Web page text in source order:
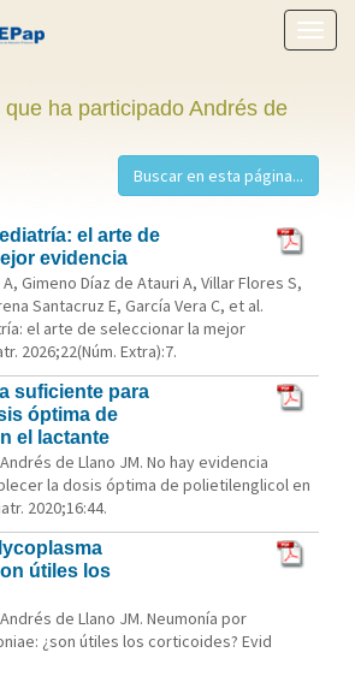
menú
ha participado Andrés de
el arte de
evidencia
Gimeno Díaz de Atauri A, Villar Flores S,
Santacruz E, García Vera C, et al.
el arte de seleccionar la mejor
2026;22(Núm. Extra):7.
suficiente para
óptima de
el lactante
de Llano JM. No hay evidencia
la dosis óptima de polietilenglicol en
2020;16:44.
útiles los
de Llano JM. Neumonía por
¿son útiles los corticoides? Evid